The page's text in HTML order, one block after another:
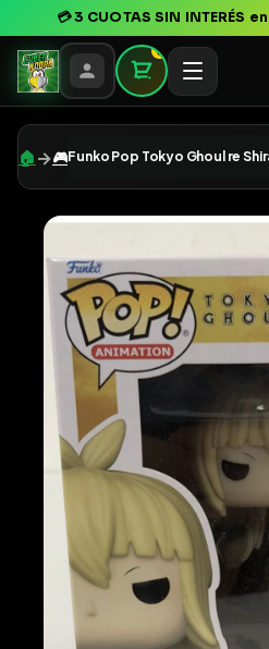
💳3 CUOTAS SIN INTERÉS
0
🏠 →🎮Funko Pop Tokyo Ghoul re